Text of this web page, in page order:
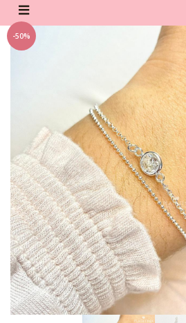
-50%